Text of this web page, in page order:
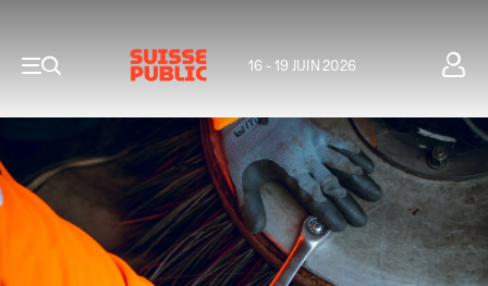
16 - 19 JUIN 2026